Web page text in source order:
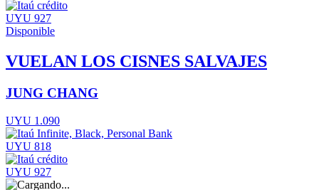
UYU 927
Disponible
VUELAN LOS CISNES SALVAJES
JUNG CHANG
UYU 1.090
UYU 818
UYU 927